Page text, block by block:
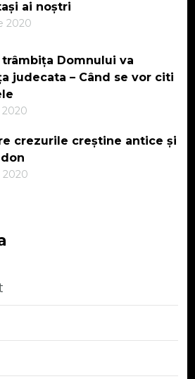
ai noștri
2020
trâmbița Domnului va
judecata – Când se vor citi
2020
crezurile creștine antice și
2020